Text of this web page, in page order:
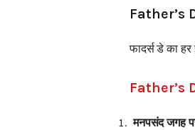
Father’s
फादर्स डे का हर
Father’s
मनपसंद जगह